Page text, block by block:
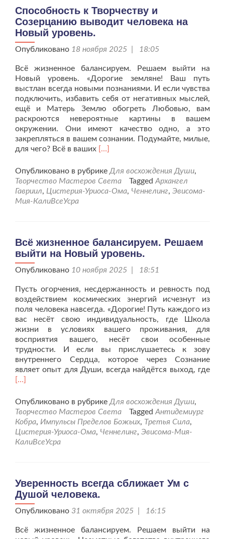
Способность к Творчеству и
Созерцанию выводит человека на
Новый уровень.
Опубликовано 18 ноября 2025 | 18:05
Всё жизненное балансируем. Решаем выйти на
Новый уровень. «Дорогие земляне! Ваш путь
выстлан всегда новыми познаниями. И если чувства
подключить, избавить себя от негативных мыслей,
ещё и Матерь Землю обогреть Любовью, вам
раскроются невероятные картины в вашем
окружении. Они имеют качество одно, а это
закрепляться в вашем сознании. Подумайте, милые,
для чего? Всё в ваших Читать
проСпособность
к
Творчеству
на
уровень.
[…]
Опубликовано в рубрикеДля восхождения Души,
Творчество Мастеров Света
TaggedАрхангел
Гавриил, Цистерия-Уриоса-Ома, Ченнелинг, Эвисома-
Мия-КалиВсеУсра
Всё жизненное балансируем. Решаем
выйти на Новый уровень.
Опубликовано 10 ноября 2025 | 18:51
Пусть огорчения, несдержанность и ревность под
воздействием космических энергий исчезнут из
поля человека навсегда. «Дорогие! Путь каждого из
вас несёт свою индивидуальность, где Школа
жизни в условиях вашего проживания, для
восприятия вашего, несёт свои особенные
трудности. И если вы прислушаетесь к зову
внутреннего Сердца, которое через Сознание
являет опыт для Души, всегда найдётся выход, где
[…]
Опубликовано в рубрикеДля восхождения Души,
Творчество Мастеров Света
TaggedАнтидемиург
Кобра, Импульсы Пределов Божьих, Третья Сила,
Цистерия-Уриоса-Ома, Ченнелинг, Эвисома-Мия-
КалиВсеУсра
Уверенность всегда сближает Ум с
Душой человека.
Опубликовано 31 октября 2025 | 16:15
Всё жизненное балансируем. Решаем выйти на